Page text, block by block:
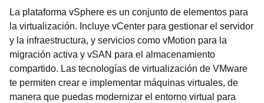
La plataforma vSphere es un conjunto de elementos para
la virtualización. Incluye vCenter para gestionar el servidor
y la infraestructura, y servicios como vMotion para la
migración activa y vSAN para el almacenamiento
compartido. Las tecnologías de virtualización de VMware
te permiten crear e implementar máquinas virtuales, de
manera que puedas modernizar el entorno virtual para